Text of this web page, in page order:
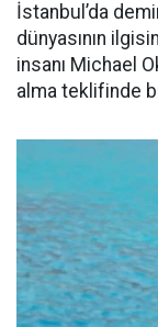
İstanbul’da
dünyasının
insanı Michael
alma teklifinde